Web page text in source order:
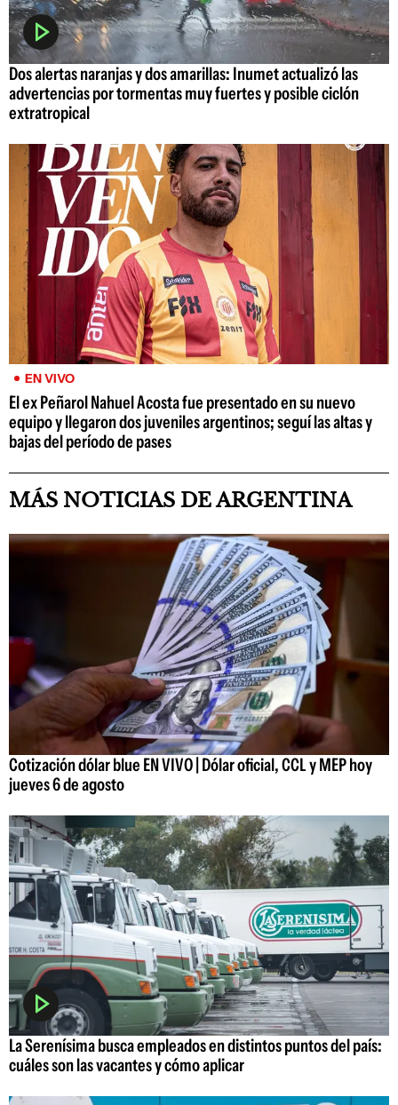
Dos alertas naranjas y dos amarillas: Inumet actualizó las
advertencias por tormentas muy fuertes y posible ciclón
extratropical
EN VIVO
El ex Peñarol Nahuel Acosta fue presentado en su nuevo
equipo y llegaron dos juveniles argentinos; seguí las altas y
bajas del período de pases
MÁS NOTICIAS DE ARGENTINA
Cotización dólar blue EN VIVO | Dólar oficial, CCL y MEP hoy
jueves 6 de agosto
La Serenísima busca empleados en distintos puntos del país:
cuáles son las vacantes y cómo aplicar